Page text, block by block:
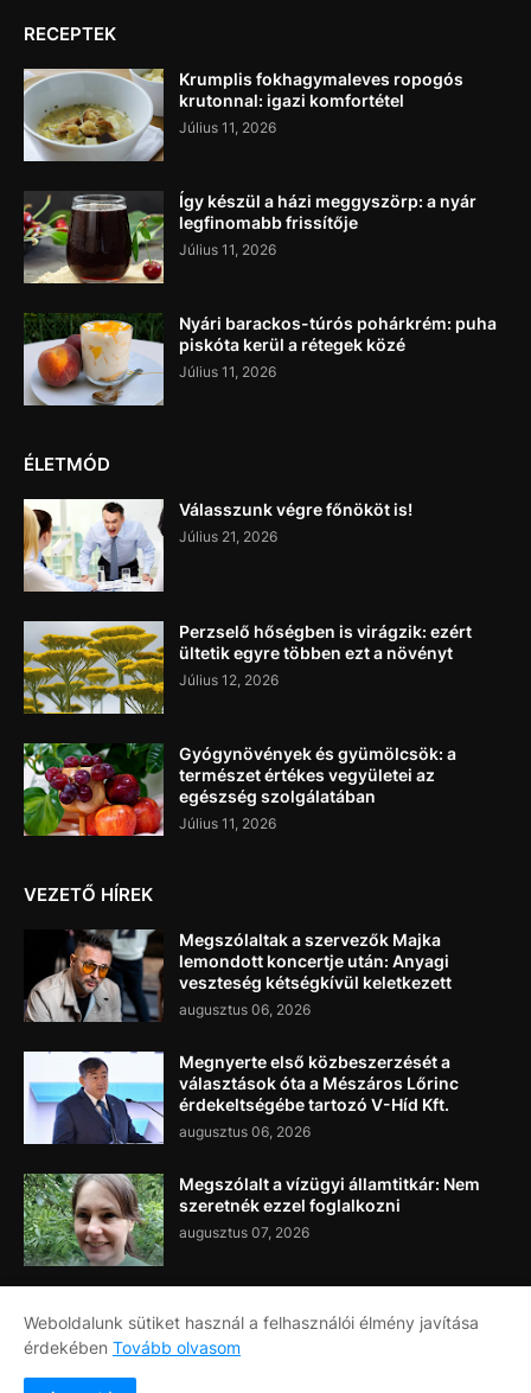
RECEPTEK
Krumplis fokhagymaleves ropogós
krutonnal: igazi komfortétel
Július 11, 2026
Így készül a házi meggyszörp: a nyár
legfinomabb frissítője
Július 11, 2026
Nyári barackos-túrós pohárkrém: puha
piskóta kerül a rétegek közé
Július 11, 2026
ÉLETMÓD
Válasszunk végre főnököt is!
Július 21, 2026
Perzselő hőségben is virágzik: ezért
ültetik egyre többen ezt a növényt
Július 12, 2026
Gyógynövények és gyümölcsök: a
természet értékes vegyületei az
egészség szolgálatában
Július 11, 2026
VEZETŐ HÍREK
Megszólaltak a szervezők Majka
lemondott koncertje után: Anyagi
veszteség kétségkívül keletkezett
augusztus 06, 2026
Megnyerte első közbeszerzését a
választások óta a Mészáros Lőrinc
érdekeltségébe tartozó V-Híd Kft.
augusztus 06, 2026
Megszólalt a vízügyi államtitkár: Nem
szeretnék ezzel foglalkozni
augusztus 07, 2026
Címlap Rólunk
Weboldalunk sütiket használ a felhasználói élmény javítása
érdekében Tovább olvasom